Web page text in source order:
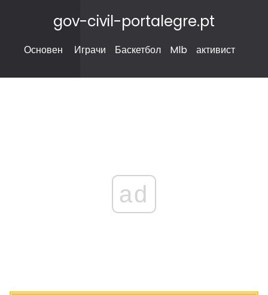
gov-civil-portalegre.pt
Основен Играчи Баскетбол Mlb активист
ad